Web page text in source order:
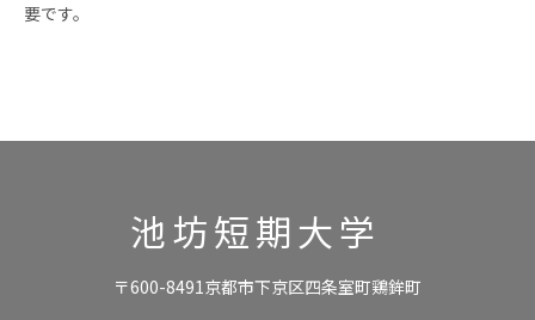
要です。
池坊短期大学
〒600-8491京都市下京区四条室町鶏鉾町